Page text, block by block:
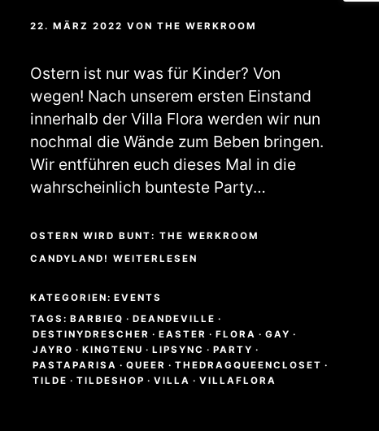
22. MÄRZ 2022 VONTHE WERKROOM
Ostern ist nur was für Kinder? Von
wegen! Nach unserem ersten Einstand
innerhalb der Villa Flora werden wir nun
nochmal die Wände zum Beben bringen.
Wir entführen euch dieses Mal in die
wahrscheinlich bunteste Party…
OSTERN WIRD BUNT: THE WERKROOM
CANDYLAND! WEITERLESEN
KATEGORIEN: EVENTS
TAGS: BARBIEQ · DEANDEVILLE ·
DESTINYDRESCHER · EASTER · FLORA · GAY ·
JAYRO · KINGTENU · LIPSYNC · PARTY ·
PASTAPARISA · QUEER · THEDRAGQUEENCLOSET ·
TILDE · TILDESHOP · VILLA · VILLAFLORA